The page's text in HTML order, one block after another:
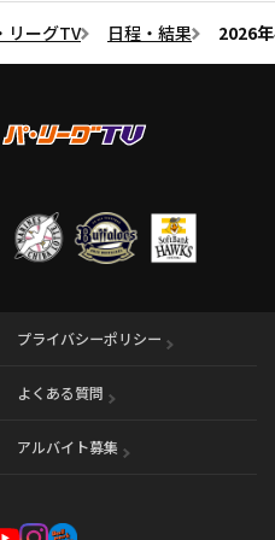
リーグTV 日程・結果 2026
プライバシーポリシー
よくある質問
アルバイト募集 （別ウィンドウで開く